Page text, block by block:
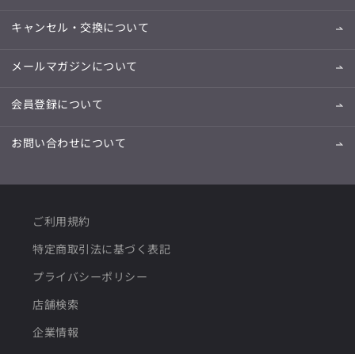
キャンセル・交換について
メールマガジンについて
会員登録について
お問い合わせについて
ご利用規約
特定商取引法に基づく表記
プライバシーポリシー
店舗検索
企業情報